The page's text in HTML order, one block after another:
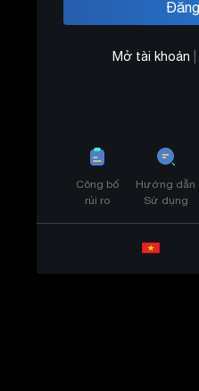
Mở tài khoản
Công bố
rủi ro
Hướng dẫn
Sử dụng